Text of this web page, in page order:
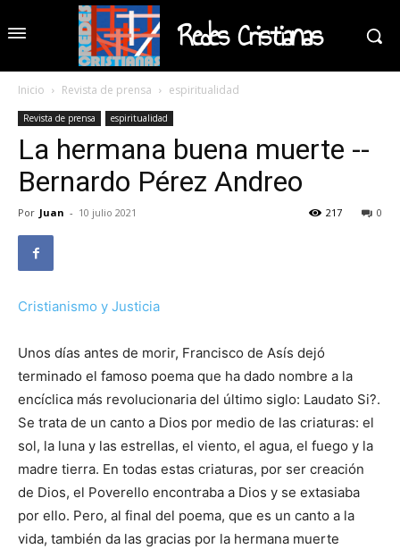
Redes Cristianas
Inicio Revista de prensa espiritualidad
Revista de prensa espiritualidad
La hermana buena muerte --
Bernardo Pérez Andreo
Por Juan - 10 julio 2021 0
217
Cristianismo y Justicia
Unos días antes de morir, Francisco de Asís dejó
terminado el famoso poema que ha dado nombre a la
encíclica más revolucionaria del último siglo: Laudato Si?.
Se trata de un canto a Dios por medio de las criaturas: el
sol, la luna y las estrellas, el viento, el agua, el fuego y la
madre tierra. En todas estas criaturas, por ser creación
de Dios, el Poverello encontraba a Dios y se extasiaba
por ello. Pero, al final del poema, que es un canto a la
vida, también da las gracias por la hermana muerte